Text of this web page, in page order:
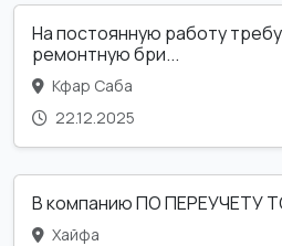
На постоянную работу
ремонтную бри...
Кфар Саба
22.12.2025
В компанию ПО ПЕРЕУЧЕТУ
Хайфа